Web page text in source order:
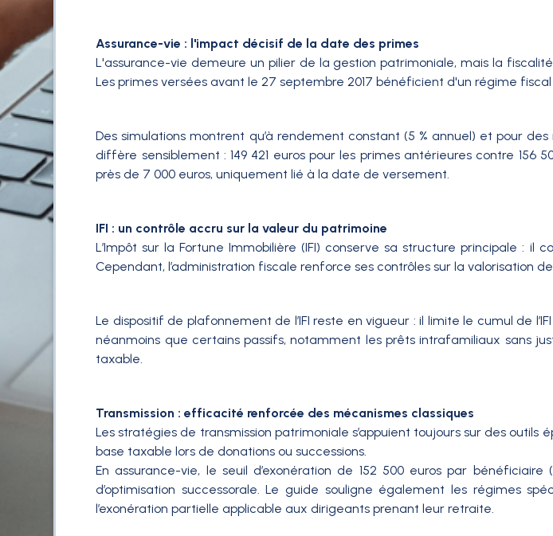
Assurance-vie : l'impact décisif de la date des primes
L'assurance-vie demeure un pilier de la gestion patrimoniale, mais la
Les primes versées avant le 27 septembre 2017 bénéficient d'un régime
Des simulations montrent qu’à rendement constant (5 % annuel) et pour
diffère sensiblement : 149 421 euros pour les primes antérieures contre 156
près de 7 000 euros, uniquement lié à la date de versement.
IFI : un contrôle accru sur la valeur du patrimoine
L’Impôt sur la Fortune Immobilière (IFI) conserve sa structure principale : il
Cependant, l’administration fiscale renforce ses contrôles sur la valorisation
Le dispositif de plafonnement de l’IFI reste en vigueur : il limite le cumul de
néanmoins que certains passifs, notamment les prêts intrafamiliaux sans
taxable.
Transmission : efficacité renforcée des mécanismes classiques
Les stratégies de transmission patrimoniale s’appuient toujours sur des
base taxable lors de donations ou successions.
En assurance-vie, le seuil d’exonération de 152 500 euros par
d’optimisation successorale. Le guide souligne également les régimes
l’exonération partielle applicable aux dirigeants prenant leur retraite.